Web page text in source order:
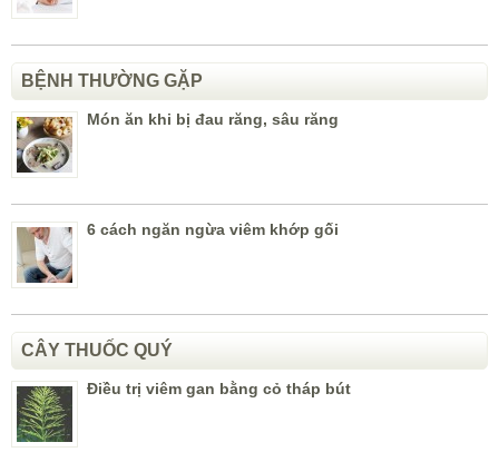
BỆNH THƯỜNG GẶP
Món ăn khi bị đau răng, sâu răng
6 cách ngăn ngừa viêm khớp gối
CÂY THUỐC QUÝ
Điều trị viêm gan bằng cỏ tháp bút